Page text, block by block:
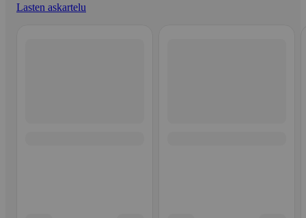
Lasten askartelu